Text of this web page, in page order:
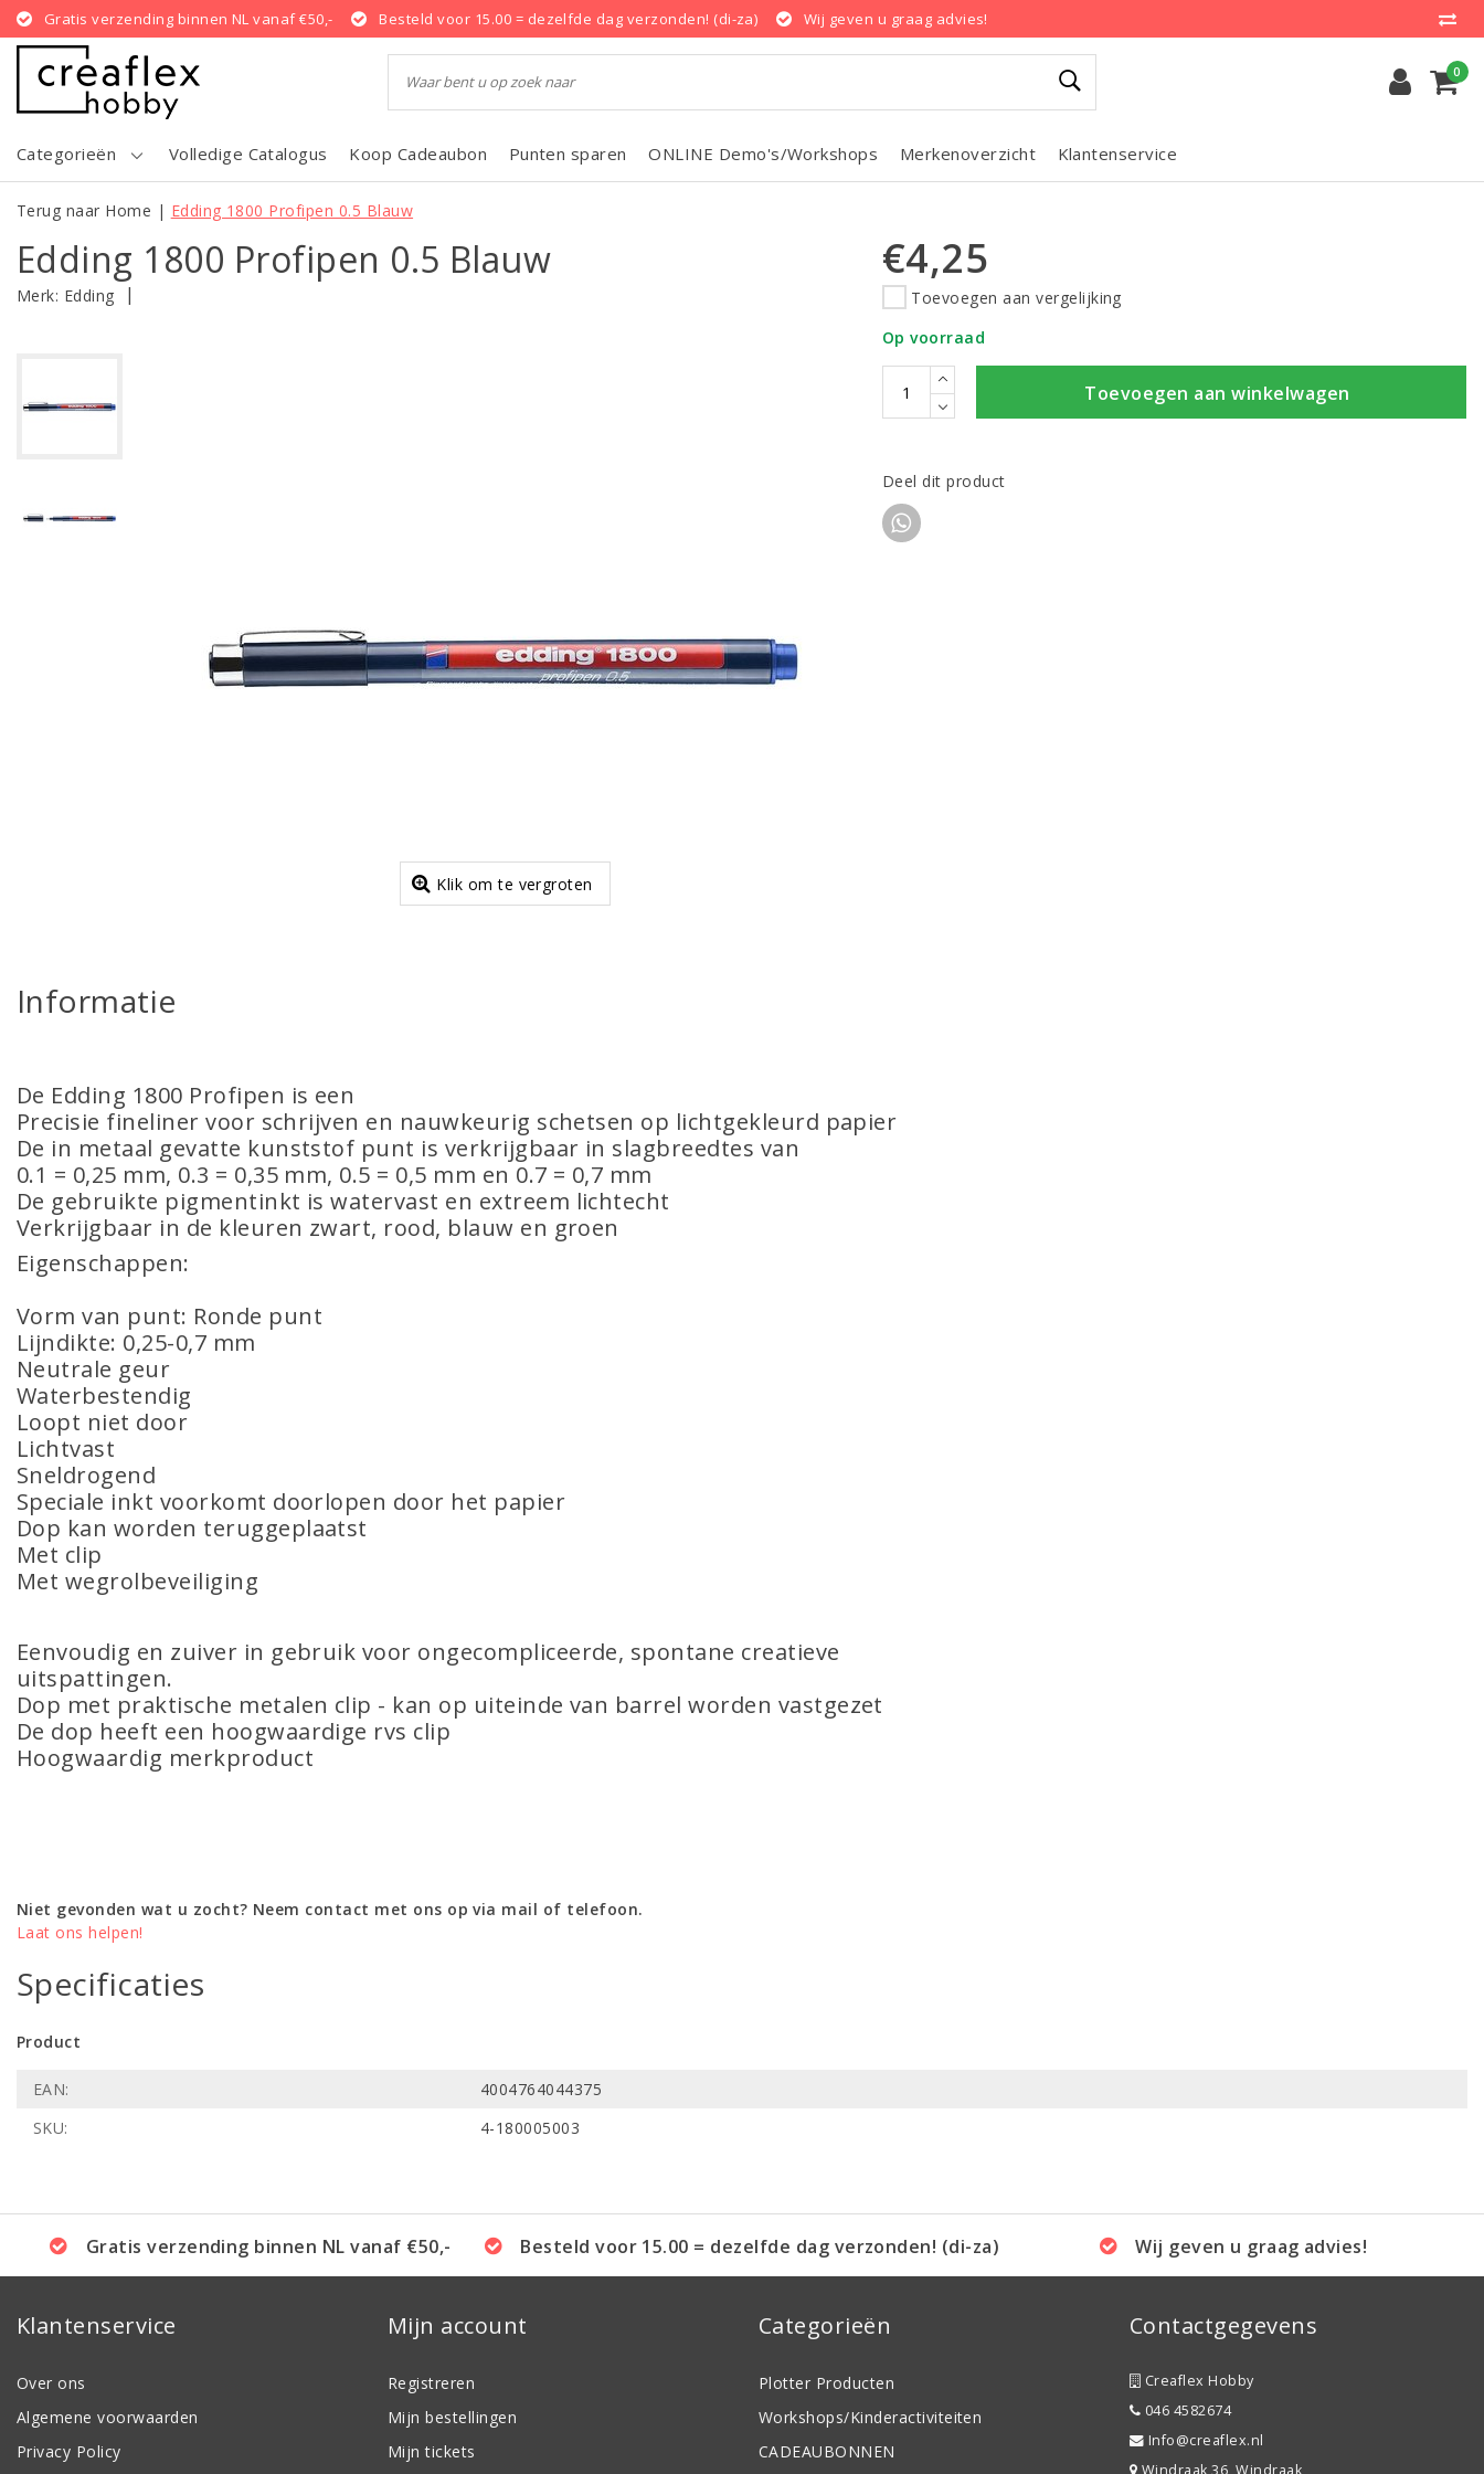
Gratis verzending binnen NL vanaf €50,- Besteld voor 15.00 = dezelfde dag verzonden! (di-za) Wij geven u graag advies!
0
Categorieën Volledige Catalogus Koop Cadeaubon Punten sparen ONLINE Demo's/Workshops Merkenoverzicht Klantenservice
Terug naar Home | Edding 1800 Profipen 0.5 Blauw
Edding 1800 Profipen 0.5 Blauw
Merk: Edding |
Klik om te vergroten
€4,25
Toevoegen aan vergelijking
Op voorraad
Toevoegen aan winkelwagen
Deel dit product
Informatie
De Edding 1800 Profipen is een
Precisie fineliner voor schrijven en nauwkeurig schetsen op lichtgekleurd papier
De in metaal gevatte kunststof punt is verkrijgbaar in slagbreedtes van
0.1 = 0,25 mm, 0.3 = 0,35 mm, 0.5 = 0,5 mm en 0.7 = 0,7 mm
De gebruikte pigmentinkt is watervast en extreem lichtecht
Verkrijgbaar in de kleuren zwart, rood, blauw en groen
Eigenschappen:
Vorm van punt: Ronde punt
Lijndikte: 0,25-0,7 mm
Neutrale geur
Waterbestendig
Loopt niet door
Lichtvast
Sneldrogend
Speciale inkt voorkomt doorlopen door het papier
Dop kan worden teruggeplaatst
Met clip
Met wegrolbeveiliging
Eenvoudig en zuiver in gebruik voor ongecompliceerde, spontane creatieve
uitspattingen.
Dop met praktische metalen clip - kan op uiteinde van barrel worden vastgezet
De dop heeft een hoogwaardige rvs clip
Hoogwaardig merkproduct
Niet gevonden wat u zocht? Neem contact met ons op via mail of telefoon.
Laat ons helpen!
Specificaties
Product
EAN:
4004764044375
SKU:
4-180005003
Gratis verzending binnen NL vanaf €50,- Besteld voor 15.00 = dezelfde dag verzonden! (di-za) Wij geven u graag advies!
Klantenservice
Over ons
Algemene voorwaarden
Privacy Policy
Mijn account
Registreren
Mijn bestellingen
Mijn tickets
Categorieën
Plotter Producten
Workshops/Kinderactiviteiten
CADEAUBONNEN
Contactgegevens
Creaflex Hobby
046 4582674
Info@creaflex.nl
Windraak 36, Windraak